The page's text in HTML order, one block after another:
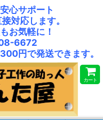
心サポート
対応します。
お気軽に！
6672
円で発送できます。
カート